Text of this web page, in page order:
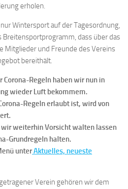
erholen.
Wintersport auf der Tagesordnung,
Breitensportprogramm, dass über das
Mitglieder und Freunde des Vereins
bereithält.
Corona-Regeln haben wir nun in
wieder Luft bekommem.
Regeln erlaubt ist, wird von
weiterhin Vorsicht walten lassen
Grundregeln halten.
unterAktuelles, neueste
Verein gehören wir dem